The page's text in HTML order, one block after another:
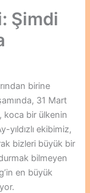
Şimdi
birine
31 Mart
koca bir ülkenin
yıldızlı ekibimiz,
bizleri büyük bir
bilmeyen
en büyük